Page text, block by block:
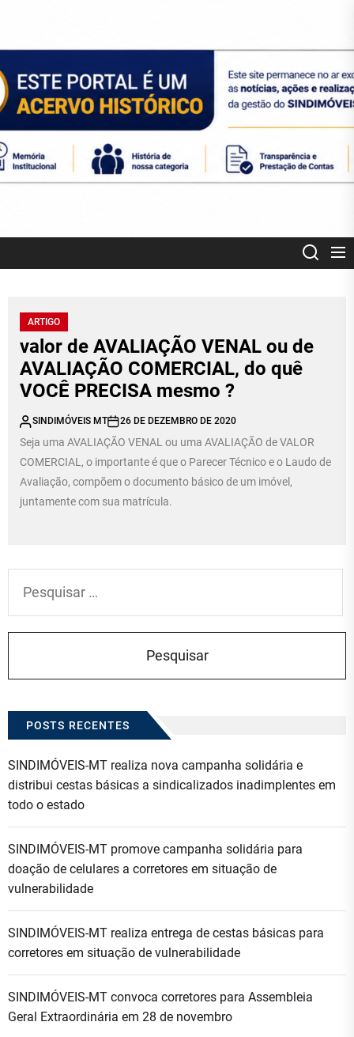
the
content
SINDIMOVEIS
CORRETORES DE IMÓVEIS CREDENCIADOS MT
ARTIGO
valor de AVALIAÇÃO VENAL ou de
AVALIAÇÃO COMERCIAL, do quê
VOCÊ PRECISA mesmo ?
SINDIMÓVEIS MT 26 DE DEZEMBRO DE 2020
Seja uma AVALIAÇÃO VENAL ou uma AVALIAÇÃO de VALOR
COMERCIAL, o importante é que o Parecer Técnico e o Laudo de
Avaliação, compõem o documento básico de um imóvel,
juntamente com sua matrícula.
por:
POSTS RECENTES
SINDIMÓVEIS-MT realiza nova campanha solidária e
distribui cestas básicas a sindicalizados inadimplentes em
todo o estado
SINDIMÓVEIS-MT promove campanha solidária para
doação de celulares a corretores em situação de
vulnerabilidade
SINDIMÓVEIS-MT realiza entrega de cestas básicas para
corretores em situação de vulnerabilidade
SINDIMÓVEIS-MT convoca corretores para Assembleia
Geral Extraordinária em 28 de novembro